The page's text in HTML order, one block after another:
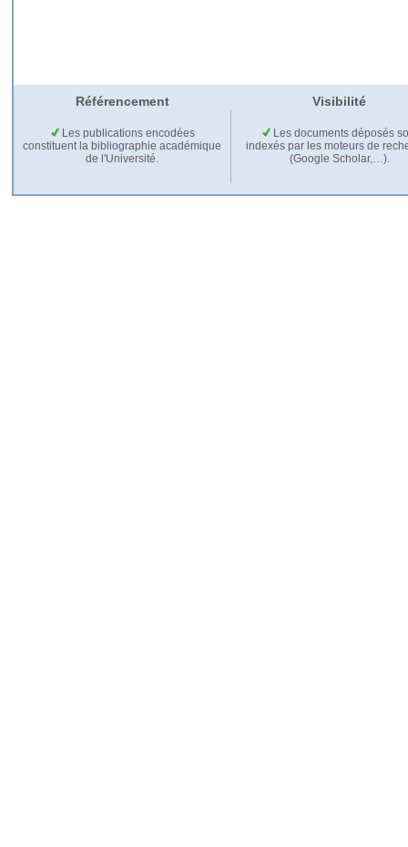
Référencement Visibilité
Les publications encodées
constituent la bibliographie académique
de l'Université.
Les documents déposés
indexés par les moteurs de
(Google Scholar,…).